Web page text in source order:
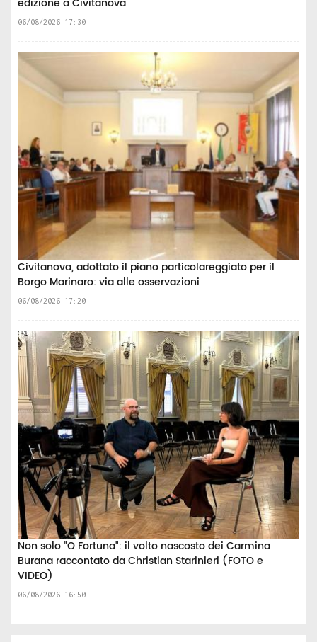
edizione a Civitanova
06/08/2026 17:30
Civitanova, adottato il piano particolareggiato per il
Borgo Marinaro: via alle osservazioni
06/08/2026 17:20
Non solo "O Fortuna": il volto nascosto dei Carmina
Burana raccontato da Christian Starinieri (FOTO e
VIDEO)
06/08/2026 16:50